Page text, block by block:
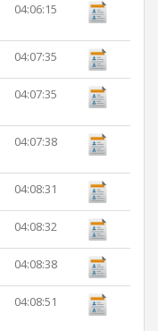
04:06:15
04:07:35
04:07:35
04:07:38
04:08:31
04:08:32
04:08:38
04:08:51